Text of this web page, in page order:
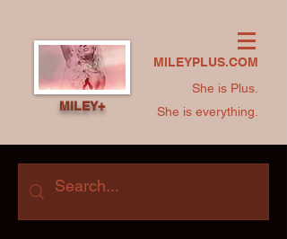
MILEYPLUS.COM
She is Plus.
She is everything.
MILEY+